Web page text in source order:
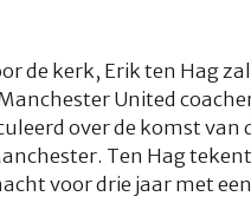
WHAT'S NEW(S)
ABONNEMENT
de kerk, Erik ten Hag
United
over de komst van
Ten Hag
voor drie jaar met